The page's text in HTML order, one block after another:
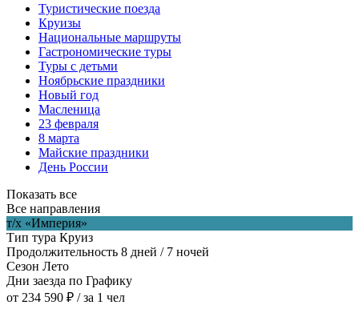
Туристические поезда
Круизы
Национальные маршруты
Гастрономические туры
Туры с детьми
Ноябрьские праздники
Новый год
Масленица
23 февраля
8 марта
Майские праздники
День России
Показать все
Все направления
т/х «Империя»
Тип тура Круиз
Продолжительность 8 дней / 7 ночей
Сезон Лето
Дни заезда по Графику
от 234 590 ₽ / за 1 чел